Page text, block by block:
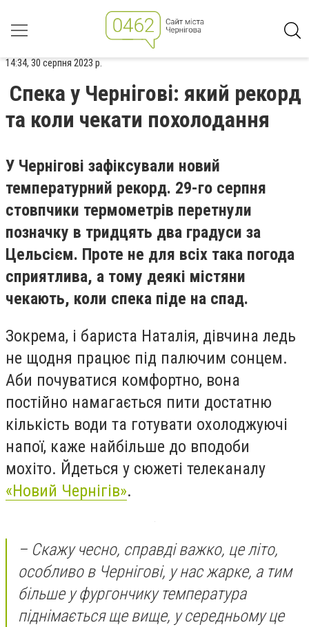
14:34, 30 серпня 2023 р.
Спека у Чернігові: який рекорд
та коли чекати похолодання
У Чернігові зафіксували новий
температурний рекорд. 29-го серпня
стовпчики термометрів перетнули
позначку в тридцять два градуси за
Цельсієм. Проте не для всіх така погода
сприятлива, а тому деякі містяни
чекають, коли спека піде на спад.
Зокрема, і бариста Наталія, дівчина ледь
не щодня працює під палючим сонцем.
Аби почуватися комфортно, вона
постійно намагається пити достатню
кількість води та готувати охолоджуючі
напої, каже найбільше до вподоби
мохіто. Йдеться у сюжеті телеканалу
«Новий Чернігів».
– Скажу чесно, справді важко, це літо,
особливо в Чернігові, у нас жарке, а тим
більше у фургончику температура
піднімається ще вище, у середньому це